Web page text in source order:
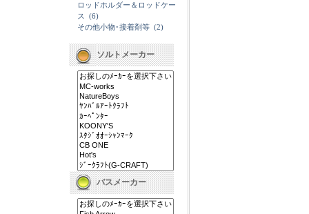
ロッドホルダー＆ロッドケー
ス
(6)
その他小物･接着剤等 (2)
ソルトメーカー
バスメーカー